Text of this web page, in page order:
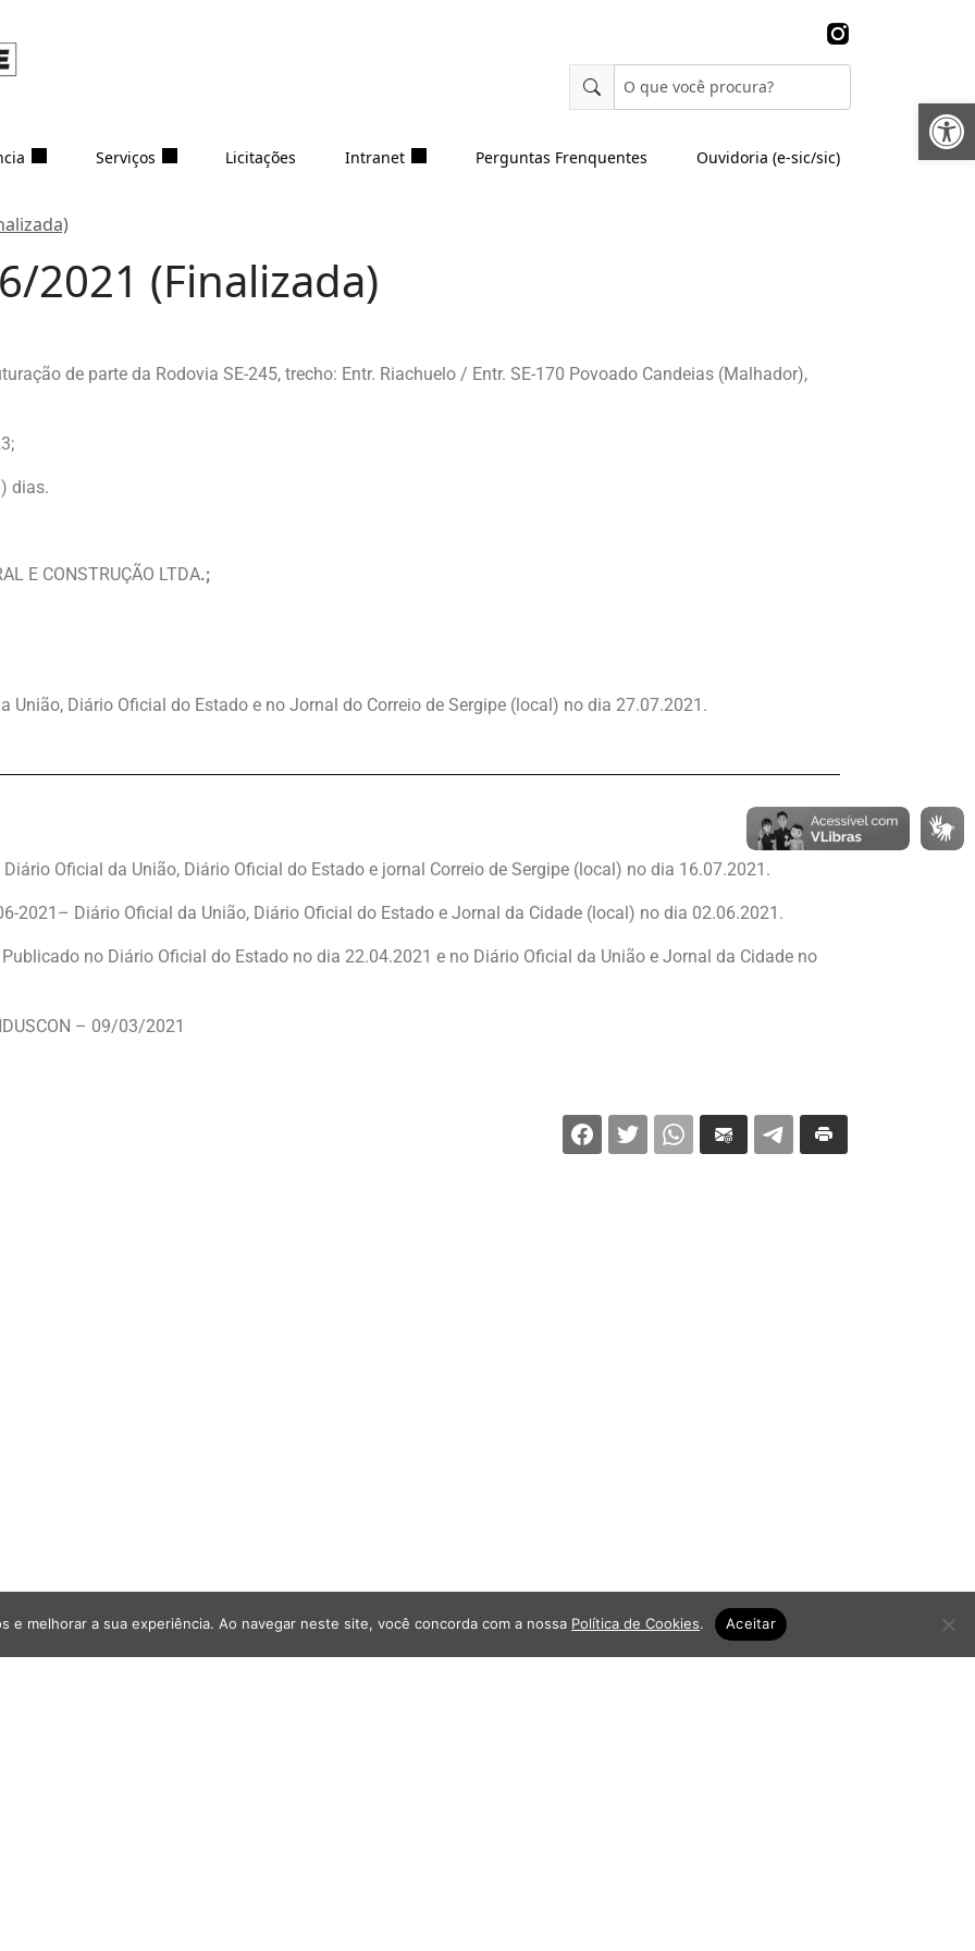
Abrir
Serviços Licitações Intranet Perguntas Frenquentes Ouvidoria (e-sic/sic)
2021 (Finalizada)
de parte da Rodovia SE-245, trecho: Entr. Riachuelo / Entr. SE-170 Povoado Candeias (Malhador),
dias.
E CONSTRUÇÃO LTDA.;
União, Diário Oficial do Estado e no Jornal do Correio de Sergipe (local) no dia 27.07.2021.
Diário Oficial da União, Diário Oficial do Estado e jornal Correio de Sergipe (local) no dia 16.07.2021.
2021 – Diário Oficial da União, Diário Oficial do Estado e Jornal da Cidade (local) no dia 02.06.2021.
Publicado no Diário Oficial do Estado no dia 22.04.2021 e no Diário Oficial da União e Jornal da Cidade no
– 09/03/2021
e melhorar a sua experiência. Ao navegar neste site, você concorda com a nossa Política de Cookies. Aceitar